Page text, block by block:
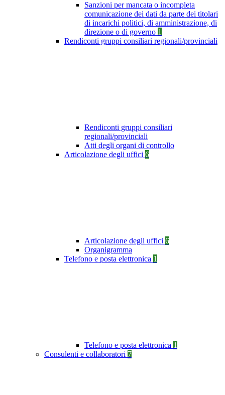
Sanzioni per mancata o incompleta
comunicazione dei dati da parte dei titolari
di incarichi politici, di amministrazione, di
direzione o di governo 1
Rendiconti gruppi consiliari regionali/provinciali
Rendiconti gruppi consiliari
regionali/provinciali
Atti degli organi di controllo
Articolazione degli uffici 6
Articolazione degli uffici 6
Organigramma
Telefono e posta elettronica 1
Telefono e posta elettronica 1
Consulenti e collaboratori 7